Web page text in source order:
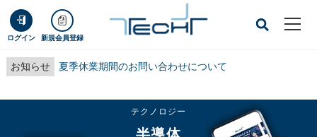
ログイン 新規会員登録
お知らせ 夏季休業期間のお問い合わせについて
テクノロジー